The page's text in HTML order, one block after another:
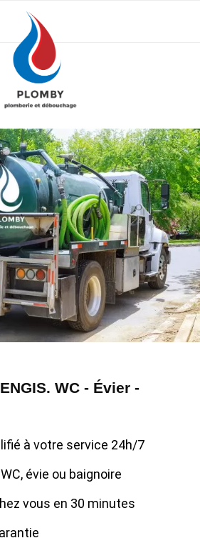
WC - Évier -
à votre service 24h/7
évie ou baignoire
vous en 30 minutes